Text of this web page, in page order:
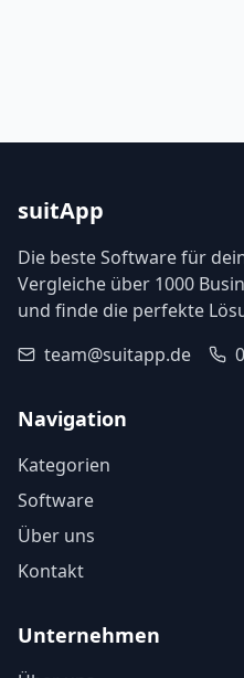
suitApp
Die beste Software für
Vergleiche über 1000
und finde die perfekte
team@suitapp.de
Navigation
Kategorien
Software
Über uns
Kontakt
Unternehmen